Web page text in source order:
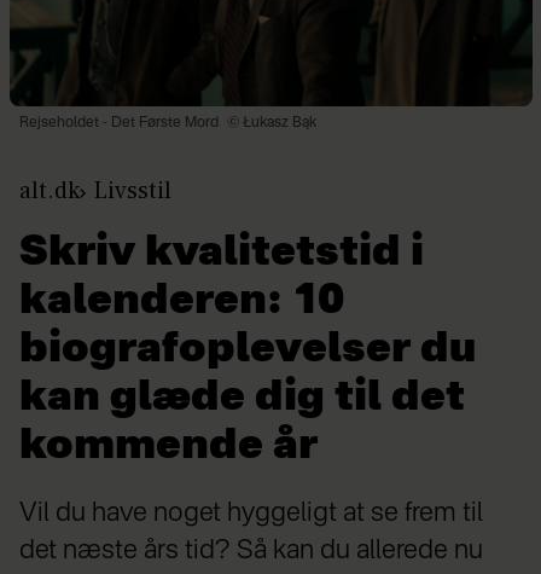
Rejseholdet - Det Første Mord © Łukasz Bąk
alt.dk Livsstil
Skriv kvalitetstid i
kalenderen: 10
biografoplevelser du
kan glæde dig til det
kommende år
Vil du have noget hyggeligt at se frem til
det næste års tid? Så kan du allerede nu